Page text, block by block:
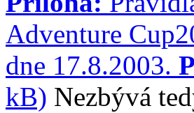
Adventure
dne 17.8.2003.
kB) Nezbývá